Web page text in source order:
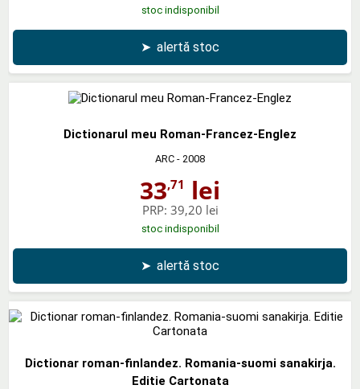
stoc indisponibil
➤ alertă stoc
Dictionarul meu Roman-Francez-Englez
ARC - 2008
33,71 lei
PRP: 39,20 lei
stoc indisponibil
➤ alertă stoc
Dictionar roman-finlandez. Romania-suomi sanakirja.
Editie Cartonata